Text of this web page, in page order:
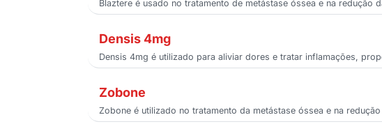
Blaztere é usado no tratamento de metástase óssea e na
Densis 4mg
Densis 4mg é utilizado para aliviar dores e tratar inflamações,
Zobone
Zobone é utilizado no tratamento da metástase óssea e na